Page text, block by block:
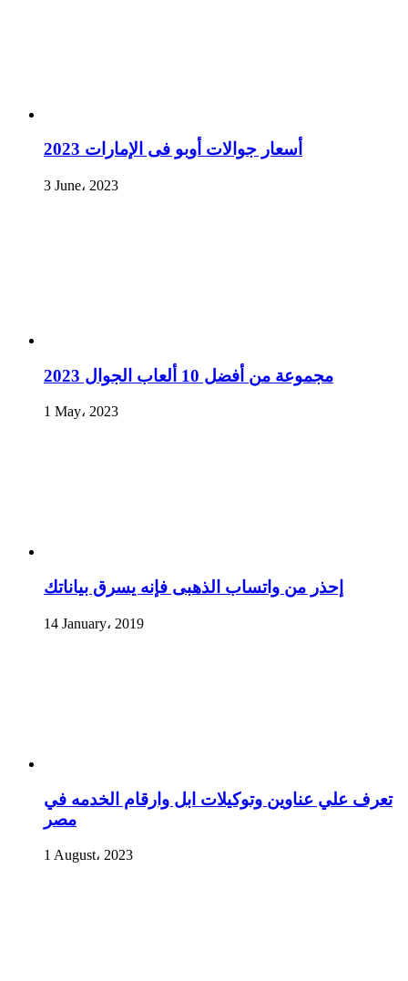
أسعار جوالات أوبو فى الإمارات 2023
3 June، 2023
مجموعة من أفضل 10 ألعاب الجوال 2023
1 May، 2023
إحذر من واتساب الذهبى فإنه يسرق بياناتك
14 January، 2019
تعرف علي عناوين وتوكيلات ابل وارقام الخدمه في
مصر
1 August، 2023